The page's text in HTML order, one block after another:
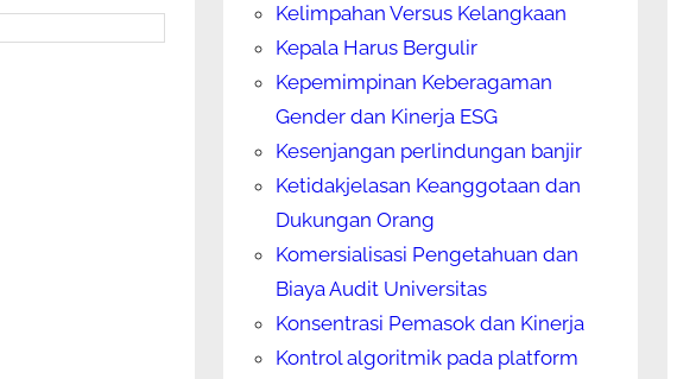
Kelimpahan Versus Kelangkaan
Kepala Harus Bergulir
Kepemimpinan Keberagaman
Gender dan Kinerja ESG
Kesenjangan perlindungan banjir
Ketidakjelasan Keanggotaan dan
Dukungan Orang
Komersialisasi Pengetahuan dan
Biaya Audit Universitas
Konsentrasi Pemasok dan Kinerja
Kontrol algoritmik pada platform